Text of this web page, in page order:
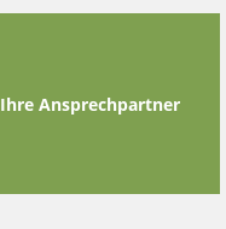
Ihre Ansprechpartner